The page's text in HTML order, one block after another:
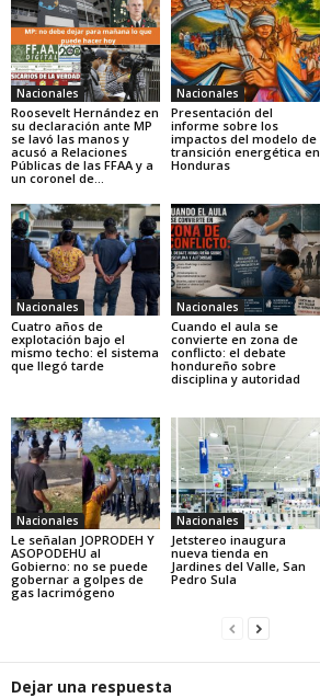
Nacionales
Roosevelt Hernández en
su declaración ante MP
se lavó las manos y
acusó a Relaciones
Públicas de las FFAA y a
un coronel de...
Nacionales
Presentación del
informe sobre los
impactos del modelo de
transición energética en
Honduras
Nacionales
Cuatro años de
explotación bajo el
mismo techo: el sistema
que llegó tarde
Nacionales
Cuando el aula se
convierte en zona de
conflicto: el debate
hondureño sobre
disciplina y autoridad
Nacionales
Le señalan JOPRODEH Y
ASOPODEHU al
Gobierno: no se puede
gobernar a golpes de
gas lacrimógeno
Nacionales
Jetstereo inaugura
nueva tienda en
Jardines del Valle, San
Pedro Sula
Dejar una respuesta